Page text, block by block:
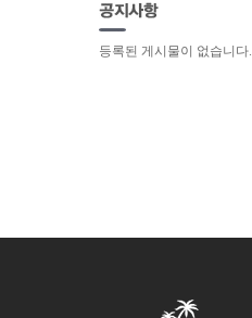
등록된 게시물이 없습니다.